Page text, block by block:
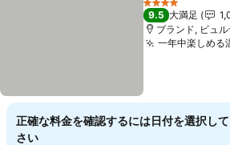
4 ホテルのランク
9.5 大満足
ブランド, ビュ
一年中楽しめる
正確な料金を確認するには日付を選択し
さい